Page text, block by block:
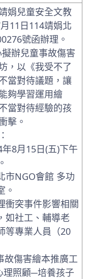
娟兒童安全文教
11日114靖娟北
號函辦理。
辦兒童事故傷害
，以《我受不了
當對待議題，讓
夠學習運用繪
當對待經驗的孩
擊。
8月15日(五)下午
市NGO會館 多功
。
衝突事件影響相關
如社工、輔導老
等專業人員（20
故傷害繪本推廣工
理照顧─培養孩子